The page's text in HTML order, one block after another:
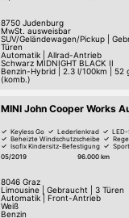
8750 Judenburg
MwSt. ausweisbar
SUV/Geländewagen/Pickup|
Türen
Automatik| Allrad-Antrieb
Schwarz MIDNIGHT BLACK II
Benzin-Hybrid
2.3 l/100km 52
(komb.)
MINI John Cooper Works
Keyless Go Lederlenkrad
Beheizte Windschutzscheibe
Isofix Kindersitz-Befestigung
05/2019
96.000 km
8046 Graz
Limousine| Gebraucht
3 Türen
Automatik| Front-Antrieb
Weiß
Benzin